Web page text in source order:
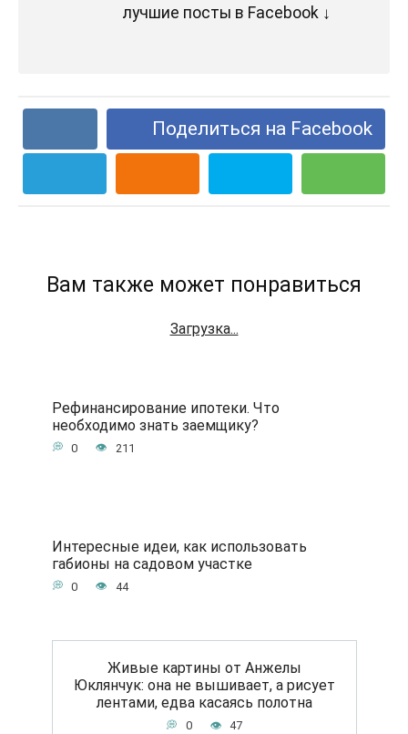
лучшие посты в Facebook ↓
Поделиться на Facebook
Вам также может понравиться
Загрузка...
Рефинансирование ипотеки. Что
необходимо знать заемщику?
0 211
Интересные идеи, как использовать
габионы на садовом участке
0 44
Живые картины от Анжелы
Юклянчук: она не вышивает, а рисует
лентами, едва касаясь полотна
0 47